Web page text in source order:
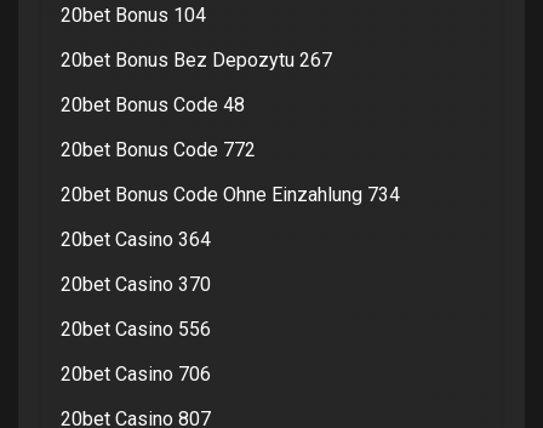
20bet Bonus 104
20bet Bonus Bez Depozytu 267
20bet Bonus Code 48
20bet Bonus Code 772
20bet Bonus Code Ohne Einzahlung 734
20bet Casino 364
20bet Casino 370
20bet Casino 556
20bet Casino 706
20bet Casino 807